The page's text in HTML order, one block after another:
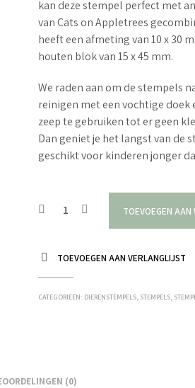
kan deze stempel perfect met
van Cats on Appletrees
heeft een afmeting van 10 x 30
houten blok van 15 x 45 mm.
We raden aan om de stempels
reinigen met een vochtige doek
zeep te gebruiken tot er geen
Dan geniet je het langst van de
geschikt voor kinderen jonger
TOEVOEGEN AAN
TOEVOEGEN AAN VERLANGLIJST
CATEGORIEËN: DIERENSTEMPELS, STEMPELS,
(0)